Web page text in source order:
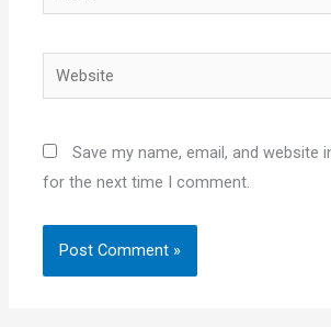
Website
Save my name, email, and website
for the next time I comment.